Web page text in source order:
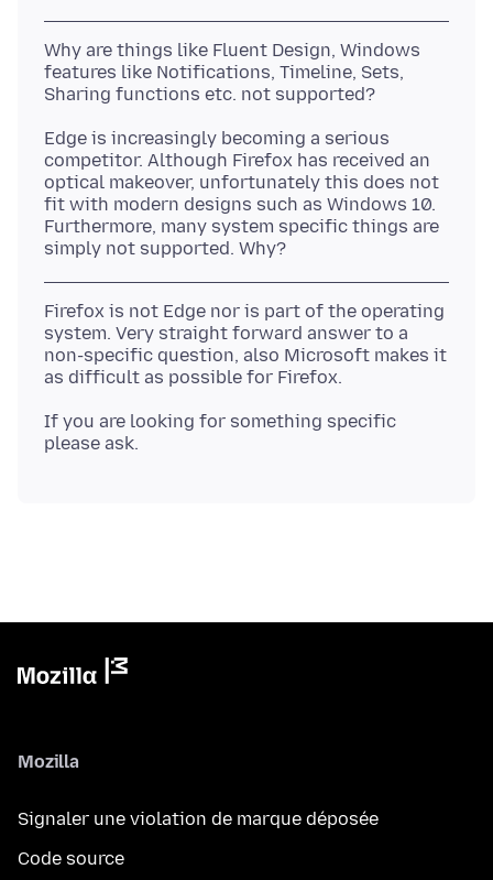
Why are things like Fluent Design, Windows
features like Notifications, Timeline, Sets,
Edge is increasingly becoming a serious
competitor. Although Firefox has received an
optical makeover, unfortunately this does not
fit with modern designs such as Windows 10.
Furthermore, many system specific things are
Firefox is not Edge nor is part of the operating
system. Very straight forward answer to a
non-specific question, also Microsoft makes it
If you are looking for something specific
Mozilla
Signaler une violation de marque déposée
Code source